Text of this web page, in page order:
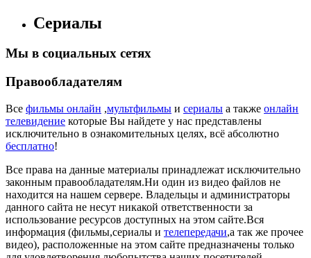
Сериалы
Мы в социальных сетях
Правообладателям
Все фильмы онлайн ,мультфильмы и сериалы а также онлайн
телевидение которые Вы найдете у нас представлены
исключительно в ознакомительных целях, всё абсолютно
бесплатно!
Все права на данные материалы принадлежат исключительно
законным правообладателям.Ни один из видео файлов не
находится на нашем сервере. Владельцы и администраторы
данного сайта не несут никакой ответственности за
использование ресурсов доступных на этом сайте.Вся
информация (фильмы,сериалы и телепередачи,а так же прочее
видео), расположенные на этом сайте предназначены только